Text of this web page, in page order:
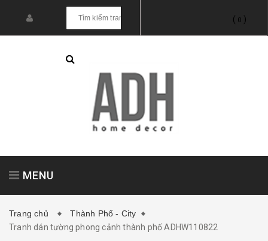
( 0 )
MENU
Tranh treo tường Tranh dán tường
Trang chủ
Thành Phố - City
Tranh dán tường phong cảnh thành phố ADHW110822